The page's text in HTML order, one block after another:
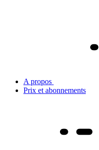
A propos
Prix et abonnements